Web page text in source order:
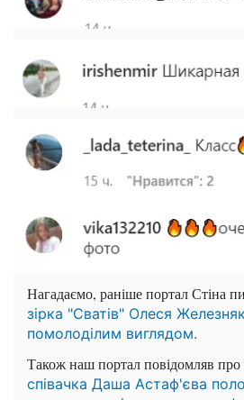
Нагадаємо, раніше портал Стіна
зірка "Сватів" Олеся
помолоділим виглядом.
Також наш портал повідомляв
співачка Даша Астаф'єва